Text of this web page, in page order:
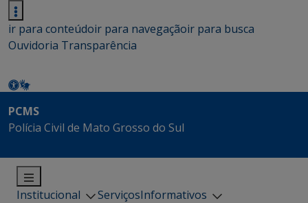
ir para conteúdoir para navegaçãoir para busca
Ouvidoria Transparência
PCMS
Polícia Civil de Mato Grosso do Sul
Institucional ServiçosInformativos